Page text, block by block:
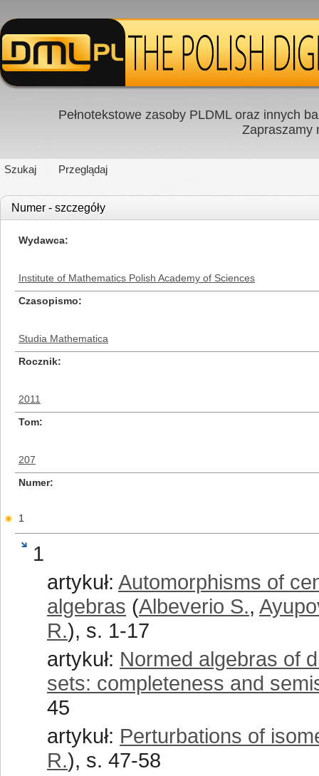
Pełnotekstowe zasoby PLDML oraz innych
Zapraszamy
Szukaj Przeglądaj
Numer - szczegóły
Wydawca
Institute of Mathematics Polish Academy of Sciences
Czasopismo
Studia Mathematica
Rocznik
2011
Tom
207
Numer
1
1
artykuł: Automorphisms of
algebras (Albeverio S.,
R.), s. 1-17
artykuł: Normed algebras of
sets: completeness and
45
artykuł: Perturbations of
R.), s. 47-58